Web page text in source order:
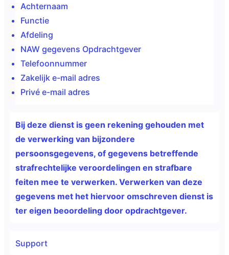
Achternaam
Functie
Afdeling
NAW gegevens Opdrachtgever
Telefoonnummer
Zakelijk e-mail adres
Privé e-mail adres
Bij deze dienst is geen rekening gehouden met
de verwerking van bijzondere
persoonsgegevens, of gegevens betreffende
strafrechtelijke veroordelingen en strafbare
feiten mee te verwerken. Verwerken van deze
gegevens met het hiervoor omschreven dienst is
ter eigen beoordeling door opdrachtgever.
Support